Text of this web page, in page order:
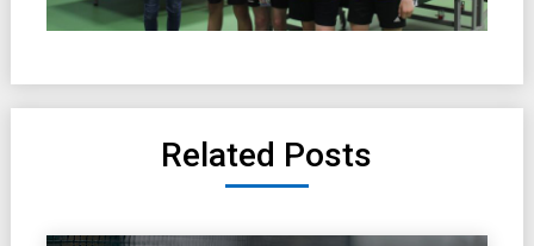
Related Posts